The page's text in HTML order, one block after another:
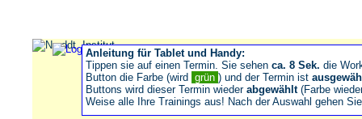
Anleitung für Tablet und Handy:
Tippen sie auf einen Termin. Sie sehen ca. 8 Sek. die
Button die Farbe (wird grün ) und der Termin ist
Buttons wird dieser Termin wieder abgewählt(Farbe
Weise alle Ihre Trainings aus! Nach der Auswahl gehen